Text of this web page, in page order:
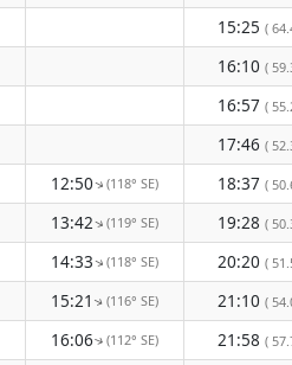
15:25 (
16:10 (
16:57 (
17:46 (
12:50↑(118° SE) 18:37 (
13:42↑(119° SE) 19:28 (
14:33↑(118° SE) 20:20 (
15:21 ↑(116° SE) 21:10 (
16:06↑(112° SE) 21:58 (